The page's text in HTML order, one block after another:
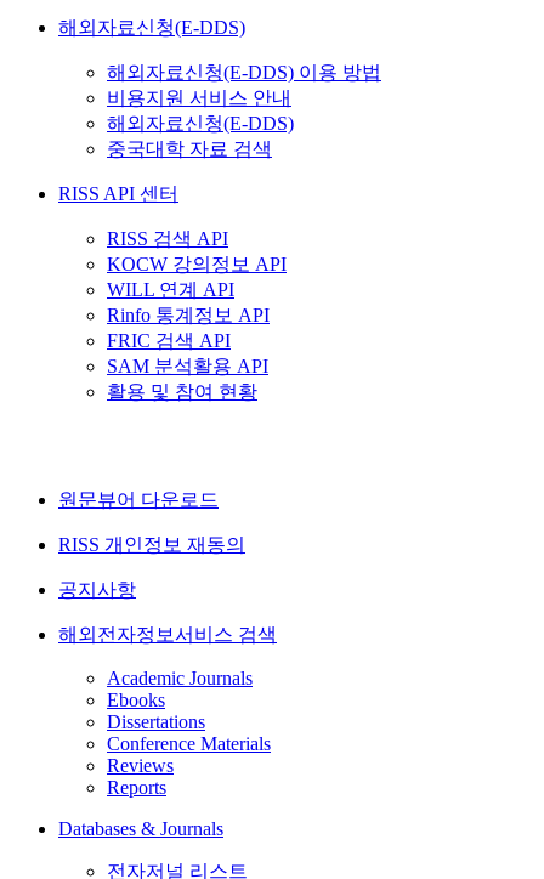
해외자료신청(E-DDS)
해외자료신청(E-DDS) 이용 방법
비용지원 서비스 안내
해외자료신청(E-DDS)
중국대학 자료 검색
RISS API 센터
RISS 검색 API
KOCW 강의정보 API
WILL 연계 API
Rinfo 통계정보 API
FRIC 검색 API
SAM 분석활용 API
활용 및 참여 현황
원문뷰어 다운로드
RISS 개인정보 재동의
공지사항
해외전자정보서비스 검색
Academic Journals
Ebooks
Dissertations
Conference Materials
Reviews
Reports
Databases & Journals
전자저널 리스트